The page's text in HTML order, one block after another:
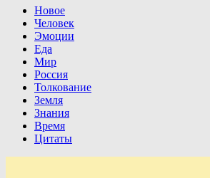
Новое
Человек
Эмоции
Еда
Мир
Россия
Толкование
Земля
Знания
Время
Цитаты